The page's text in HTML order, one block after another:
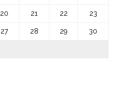
20 21 22 23
27 28 29 30